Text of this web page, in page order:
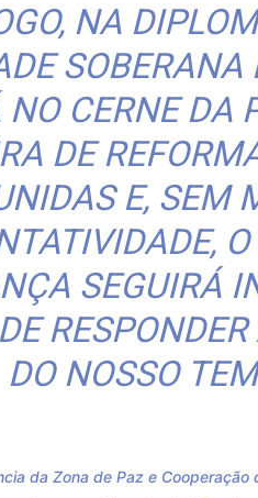
NA
SOBERANA
NO CERNE DA
DE
E, SEM
SEGUIRÁ
DO NOSSO
da Zona de Paz e Cooperação